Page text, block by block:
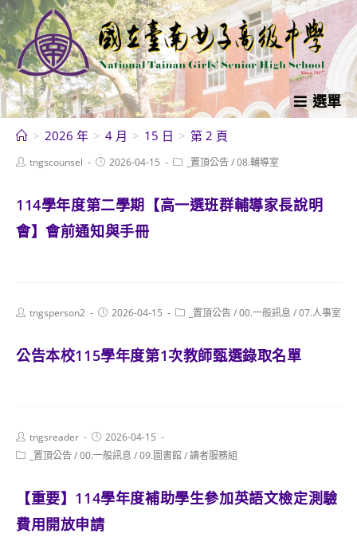
跳
轉
至
主
要
內
選單
> 2026 年 > 4 月 > 15 日 > 第 2 頁
Posttngscounsel
Post2026-04-15
Post _置頂公告/08.輔導室
114學年度第二學期【高一選班群輔導家長說明
會】會前通知與手冊
Posttngsperson2
Post2026-04-15
Post _置頂公告/00.一般訊息 /07.人事室
公告本校115學年度第1次教師甄選錄取名單
Post
author:
tngsreader
Post
published:
2026-04-15
Post _置頂公告/00.一般訊息 /09.圖書館/讀者服務組
【重要】114學年度補助學生參加英語文檢定測驗
費用開放申請